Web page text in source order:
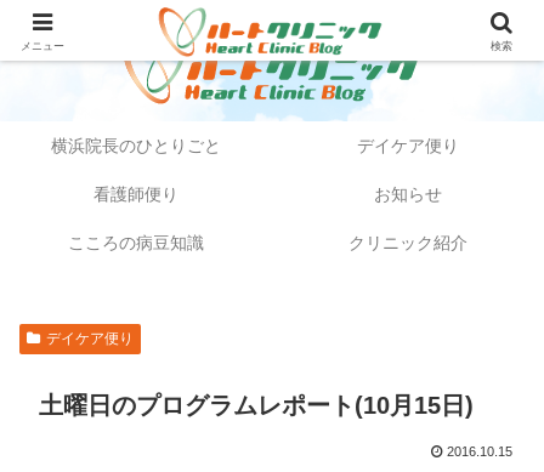
横浜院長のひとりごと デイケア便り
看護師便り お知らせ
こころの病豆知識 クリニック紹介
デイケア便り
土曜日のプログラムレポート(10月15日)
2016.10.15
メニュー 検索